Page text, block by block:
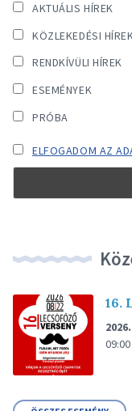
AKTUÁLIS HÍREK
KÖZLEKEDÉSI
RENDKÍVÜLI HÍREK
ESEMÉNYEK
PRÓBA
ELFOGADOM AZ
16.
09:00